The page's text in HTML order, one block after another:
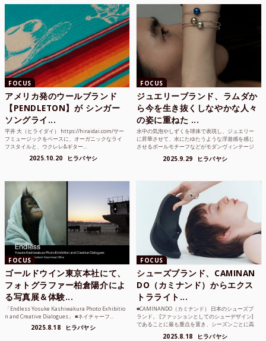
FOCUS
アメリカ発のウールブランド
【PENDLETON】が シンガー
ソングライ...
平井 大（ヒライダイ） https://hiraidai.com/サー
フミュージックをベースに、オーガニックなライ
フスタイルと、ウクレレ&ギター...
2025.10.20 ヒラバヤシ
FOCUS
ジュエリーブランド、ラムダか
ら今を生き抜くしなやかな人々
の姿に重ねた ...
水中の気泡やしずくを球体で表現し、ジュエリー
に昇華させて、水にたゆたうような浮遊感を感じ
させるボールモチーフなどがモダンヴィンテージ
2025.9.29 ヒラバヤシ
FOCUS
ゴールドウイン東京本社にて、
フォトグラファー柏倉陽介によ
る写真展＆体験...
「Endless Yosuke Kashiwakura Photo Exhibitio
n and Creative Dialogues」 ■ネイチャーフ...
2025.8.18 ヒラバヤシ
FOCUS
シューズブランド、CAMINAN
DO（カミナンド）からエクス
トラライト...
■CAMINANDO（カミナンド） 日本のシューズブ
ランド。 [ファッションとしてのシューデザイン]
であることに最も重点を置き、シーズンごとに高
2025.8.18 ヒラバヤシ